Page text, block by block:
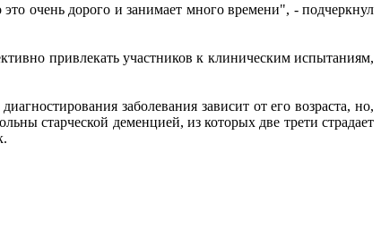
очень дорого и занимает много времени", - подчеркнул
привлекать участников к клиническим испытаниям,
заболевания зависит от его возраста, но,
старческой деменцией, из которых две трети страдает